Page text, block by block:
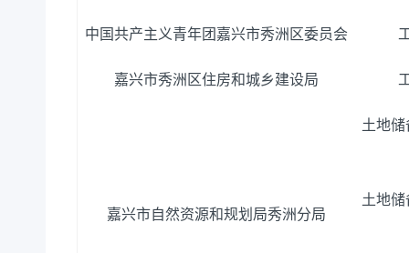
中国共产主义青年团嘉兴市秀洲区委员会
嘉兴市秀洲区住房和城乡建设局
嘉兴市自然资源和规划局秀洲分局
土地
土地